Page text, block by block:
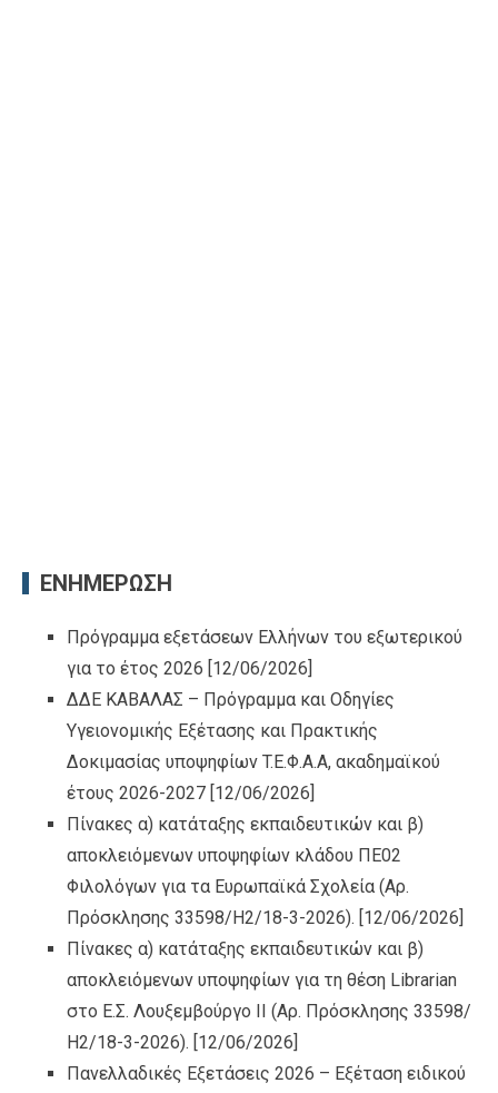
ΕΝΗΜΕΡΩΣΗ
Πρόγραμμα εξετάσεων Ελλήνων του εξωτερικού
για το έτος 2026 [12/06/2026]
ΔΔΕ ΚΑΒΑΛΑΣ – Πρόγραμμα και Οδηγίες
Υγειονομικής Εξέτασης και Πρακτικής
Δοκιμασίας υποψηφίων T.Ε.Φ.Α.Α, ακαδημαϊκού
έτους 2026-2027 [12/06/2026]
Πίνακες α) κατάταξης εκπαιδευτικών και β)
αποκλειόμενων υποψηφίων κλάδου ΠΕ02
Φιλολόγων για τα Ευρωπαϊκά Σχολεία (Αρ.
Πρόσκλησης 33598/Η2/18-3-2026). [12/06/2026]
Πίνακες α) κατάταξης εκπαιδευτικών και β)
αποκλειόμενων υποψηφίων για τη θέση Librarian
στο Ε.Σ. Λουξεμβούργο ΙI (Αρ. Πρόσκλησης 33598/
Η2/18-3-2026). [12/06/2026]
Πανελλαδικές Εξετάσεις 2026 – Εξέταση ειδικού